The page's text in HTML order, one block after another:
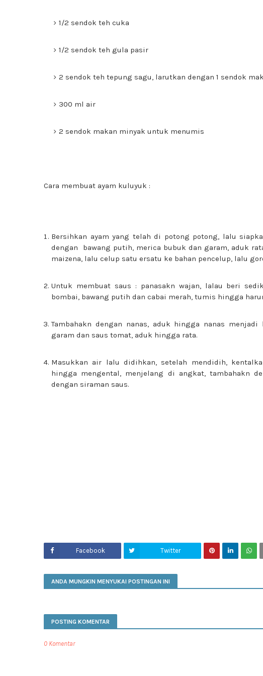
1/2 sendok teh cuka
1/2 sendok teh gula pasir
2 sendok teh tepung sagu, larutkan dengan 1 sendok
300 ml air
2 sendok makan minyak untuk menumis
Cara membuat ayam kuluyuk :
Bersihkan ayam yang telah di potong potong, lalu
dengan bawang putih, merica bubuk dan garam, aduk
maizena, lalu celup satu ersatu ke bahan pencelup, lalu
Untuk membuat saus : panasakn wajan, lalau beri
bombai, bawang putih dan cabai merah, tumis hingga
Tambahakn dengan nanas, aduk hingga nanas
garam dan saus tomat, aduk hingga rata.
Masukkan air lalu didihkan, setelah mendidih,
hingga mengental, menjelang di angkat, tambahakn
dengan siraman saus.
Facebook Twitter
ANDA MUNGKIN MENYUKAI POSTINGAN INI
POSTING KOMENTAR
0 Komentar